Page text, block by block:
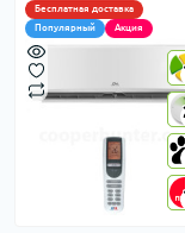
Бесплатная доставка
Популярный
Акция